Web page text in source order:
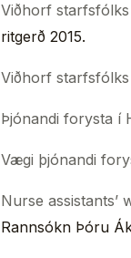
Viðhorf
ritgerð 2015.
Viðhorf
Þjónandi forysta í
Vægi þjónandi
Nurse
Rannsókn Þóru